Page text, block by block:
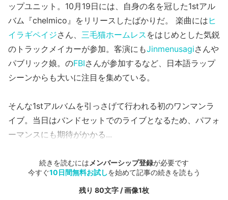
ップユニット。10月19日には、自身の名を冠した1stアル
バム『chelmico』をリリースしたばかりだ。 楽曲には ヒ
イラギペイジさん、 三毛猫ホームレス をはじめとした気鋭
のトラックメイカーが参加。客演にもJinmenusagiさんや
パブリック娘。のFBIさんが参加するなど、日本語ラップ
シーンからも大いに注目を集めている。
そんな1stアルバムを引っさげて行われる初のワンマンラ
イブ。当日はバンドセットでのライブとなるため、パフォ
ーマンスにも期待がかかる...
続きを読むには メンバーシップ登録が必要です
今すぐ10日間無料お試しを始めて記事の続きを読もう
残り 80文字 / 画像1枚